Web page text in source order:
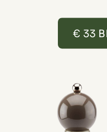
€ 33